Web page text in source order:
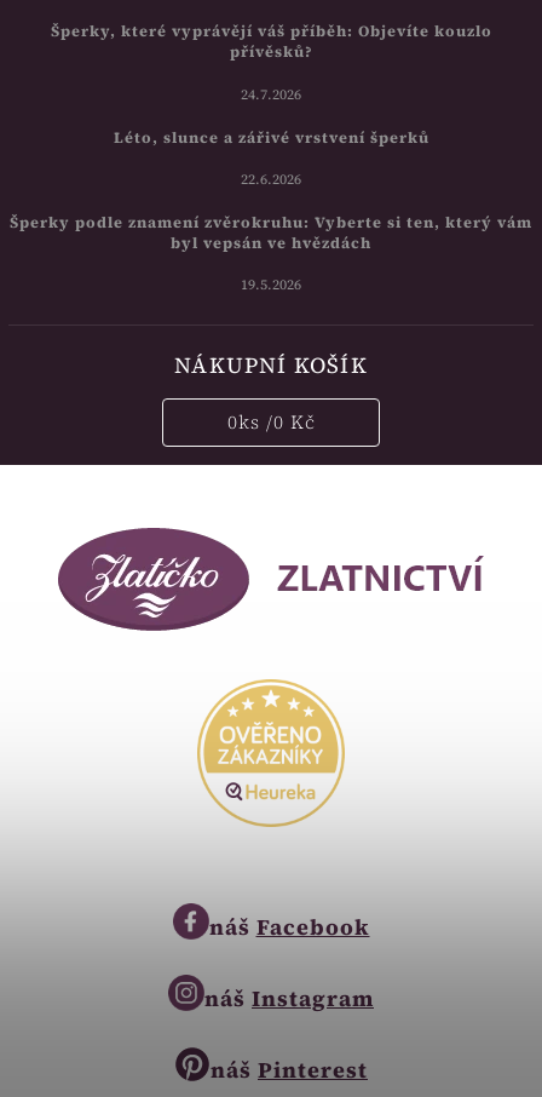
Šperky, které vyprávějí váš příběh: Objevíte kouzlo
přívěsků?
24.7.2026
Léto, slunce a zářivé vrstvení šperků
22.6.2026
Šperky podle znamení zvěrokruhu: Vyberte si ten, který vám
byl vepsán ve hvězdách
19.5.2026
NÁKUPNÍ KOŠÍK
0ks /0 Kč
náš Facebook
náš Instagram
náš Pinterest